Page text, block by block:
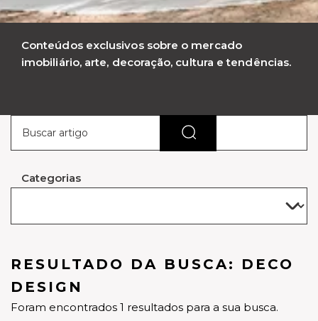
Conteúdos exclusivos sobre o mercado
imobiliário, arte, decoração, cultura e tendências.
Categorias
RESULTADO DA BUSCA: DECO
DESIGN
Foram encontrados 1 resultados para a sua busca.